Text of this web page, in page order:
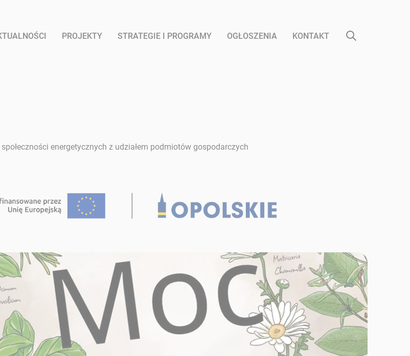
PROJEKTY STRATEGIE I PROGRAMY OGŁOSZENIA KONTAKT
energetycznych z udziałem podmiotów gospodarczych